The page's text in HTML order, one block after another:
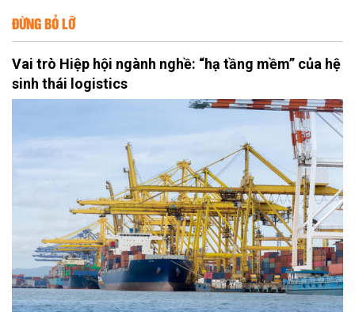
ĐỪNG BỎ LỠ
Vai trò Hiệp hội ngành nghề: “hạ tầng mềm” của hệ
sinh thái logistics